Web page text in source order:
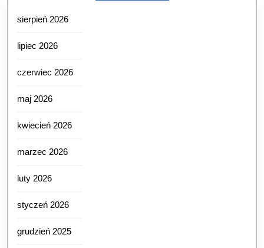
sierpień 2026
lipiec 2026
czerwiec 2026
maj 2026
kwiecień 2026
marzec 2026
luty 2026
styczeń 2026
grudzień 2025